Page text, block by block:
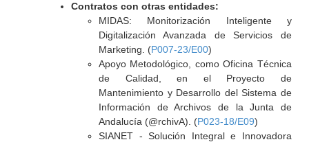
Contratos con otras entidades:
MIDAS: Monitorización Inteligente y
Digitalización Avanzada de Servicios de
Marketing. (P007-23/E00)
Apoyo Metodológico, como Oficina Técnica
de Calidad, en el Proyecto de
Mantenimiento y Desarrollo del Sistema de
Información de Archivos de la Junta de
Andalucía (@rchivA). (P023-18/E09)
SIANET - Solución Integral e Innovadora